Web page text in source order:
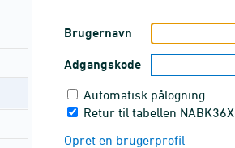
Brugernavn
Adgangskode
Automatisk pålogning
Retur til tabellen NABK36X
Opret en brugerprofil